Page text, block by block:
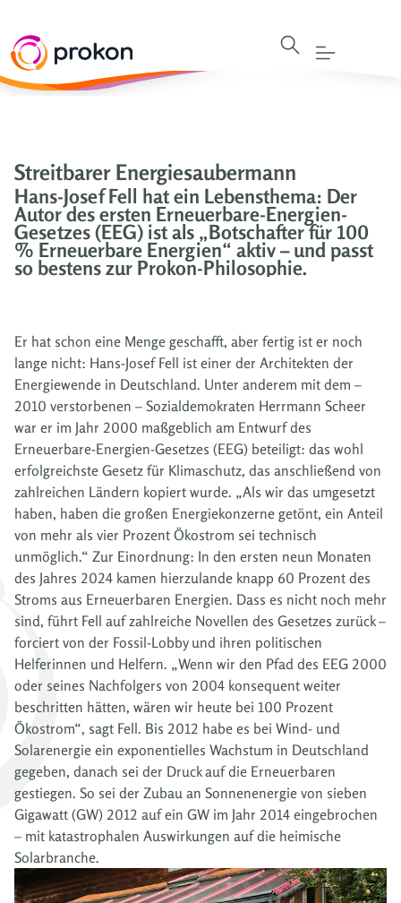
Streitbarer Energiesaubermann
Hans-Josef Fell hat ein Lebensthema: Der
Autor des ersten Erneuerbare-Energien-
Gesetzes (EEG) ist als „Botschafter für 100
% Erneuerbare Energien“ aktiv – und passt
so bestens zur Prokon-Philosophie.
Er hat schon eine Menge geschafft, aber fertig ist er noch
lange nicht: Hans-Josef Fell ist einer der Architekten der
Energiewende in Deutschland. Unter anderem mit dem –
2010 verstorbenen – Sozialdemokraten Herrmann Scheer
war er im Jahr 2000 maßgeblich am Entwurf des
Erneuerbare-Energien-Gesetzes (EEG) beteiligt: das wohl
erfolgreichste Gesetz für Klimaschutz, das anschließend von
zahlreichen Ländern kopiert wurde. „Als wir das umgesetzt
haben, haben die großen Energiekonzerne getönt, ein Anteil
von mehr als vier Prozent Ökostrom sei technisch
unmöglich.“ Zur Einordnung: In den ersten neun Monaten
des Jahres 2024 kamen hierzulande knapp 60 Prozent des
Stroms aus Erneuerbaren Energien. Dass es nicht noch mehr
sind, führt Fell auf zahlreiche Novellen des Gesetzes zurück –
forciert von der Fossil-Lobby und ihren politischen
Helferinnen und Helfern. „Wenn wir den Pfad des EEG 2000
oder seines Nachfolgers von 2004 konsequent weiter
beschritten hätten, wären wir heute bei 100 Prozent
Ökostrom“, sagt Fell. Bis 2012 habe es bei Wind- und
Solarenergie ein exponentielles Wachstum in Deutschland
gegeben, danach sei der Druck auf die Erneuerbaren
gestiegen. So sei der Zubau an Sonnenenergie von sieben
Gigawatt (GW) 2012 auf ein GW im Jahr 2014 eingebrochen
– mit katastrophalen Auswirkungen auf die heimische
Solarbranche.